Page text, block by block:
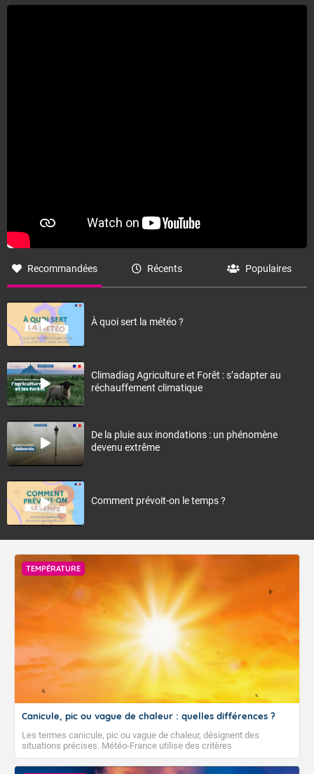
Recommandées Récents Populaires
À quoi sert la météo ?
Climadiag Agriculture et Forêt : s’adapter au
réchauffement climatique
De la pluie aux inondations : un phénomène
devenu extrême
Comment prévoit-on le temps ?
TEMPÉRATURE
Canicule, pic ou vague de chaleur : quelles différences ?
Les termes canicule, pic ou vague de chaleur, désignent des
situations précises. Météo-France utilise des critères
climatologiques pour évaluer et qualifier les épisodes de chaleur qui
peuvent avoir des impacts sanitaires et socio-économiques